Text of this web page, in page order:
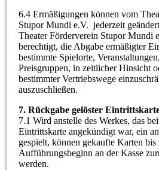
6.4 Ermäßigungen können vom
Stupor Mundi e.V. jederzeit
Theater Förderverein Stupor Mundi
berechtigt, die Abgabe ermäßigter
bestimmte Spielorte,
Preisgruppen, in zeitlicher Hinsicht
bestimmter Vertriebswege
auszuschließen.
7. Rückgabe gelöster
7.1 Wird anstelle des Werkes, das
Eintrittskarte angekündigt war, ein
gespielt, können gekaufte Karten bis
Aufführungsbeginn an der Kasse
werden.